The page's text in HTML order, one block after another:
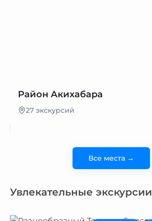
Район Акихабара
27 экскурсий
Все места →
Увлекательные экскурсии